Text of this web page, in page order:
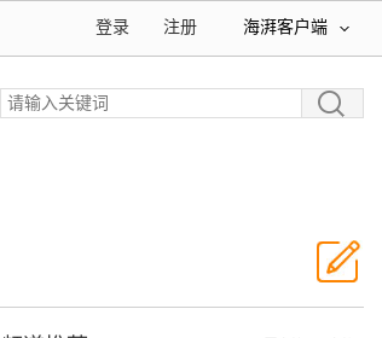
海湃客户端
注册
登录